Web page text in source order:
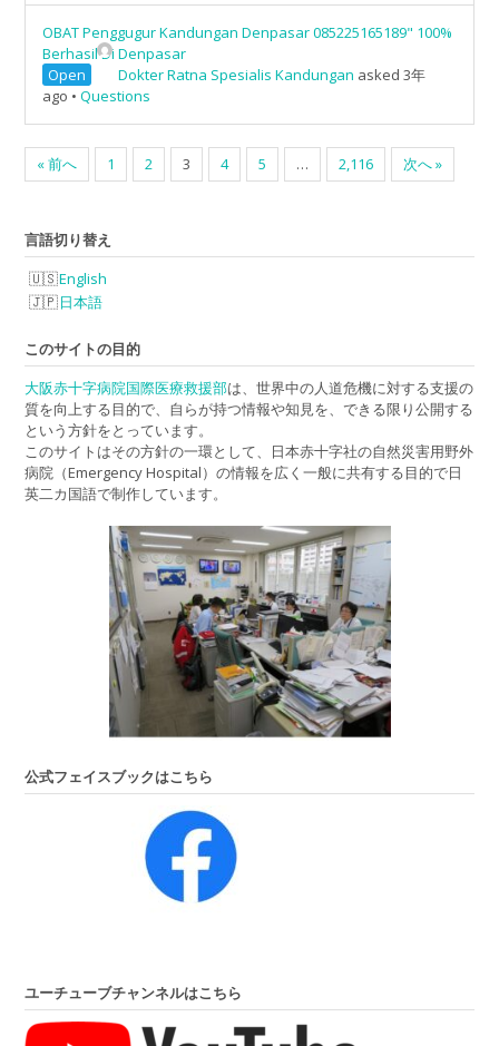
OBAT Penggugur Kandungan Denpasar 085225165189" 100%
Berhasil Di Denpasar
Open
Dokter Ratna Spesialis Kandungan asked 3年
ago • Questions
« 前へ 1 2 3 4 5 … 2,116 次へ »
言語切り替え
English
日本語
このサイトの目的
大阪赤十字病院国際医療救援部は、世界中の人道危機に対する支援の
質を向上する目的で、自らが持つ情報や知見を、できる限り公開する
という方針をとっています。
このサイトはその方針の一環として、日本赤十字社の自然災害用野外
病院（Emergency Hospital）の情報を広く一般に共有する目的で日
英二カ国語で制作しています。
公式フェイスブックはこちら
ユーチューブチャンネルはこちら